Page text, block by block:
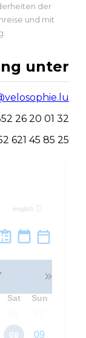
der
und mit
unter
26 20 01 32
621 45 85 25